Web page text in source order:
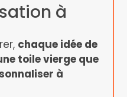
à
chaque idée de
toile vierge que
à